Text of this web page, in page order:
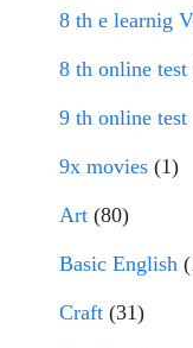
8 th e learnig
8 th online test
9 th online test
9x movies (1)
Art (80)
Basic English
Craft (31)